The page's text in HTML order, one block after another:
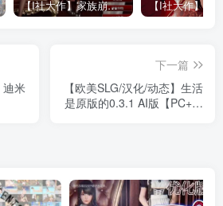
【I社大作】家族崩坏Playhome 终极12.0收藏版新整合【85G/补档福利】【年费会员专享，手慢无】
迪米
下一篇
【欧美SLG/汉化/动态】生活
是原版的0.3.1 AI版【PC+安